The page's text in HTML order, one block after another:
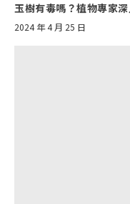
玉樹有毒嗎？植物專家
2024 年 4 月 25 日